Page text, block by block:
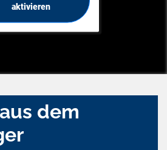
aktivieren
dem